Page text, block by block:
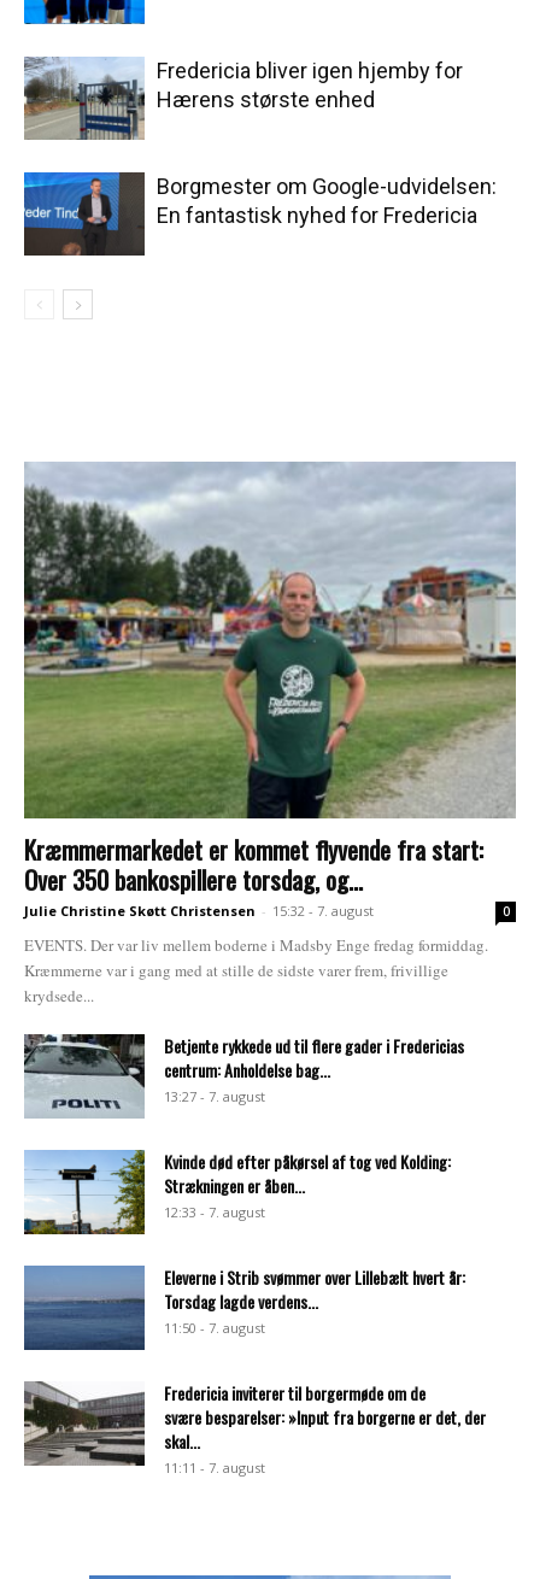
Fredericia bliver igen hjemby for
Hærens største enhed
Borgmester om Google-udvidelsen:
En fantastisk nyhed for Fredericia
Kræmmermarkedet er kommet flyvende fra start:
Over 350 bankospillere torsdag, og...
Julie Christine Skøtt Christensen - 15:32 - 7. august 0
EVENTS. Der var liv mellem boderne i Madsby Enge fredag formiddag.
Kræmmerne var i gang med at stille de sidste varer frem, frivillige
krydsede...
Betjente rykkede ud til flere gader i Fredericias
centrum: Anholdelse bag...
13:27 - 7. august
Kvinde død efter påkørsel af tog ved Kolding:
Strækningen er åben...
12:33 - 7. august
Eleverne i Strib svømmer over Lillebælt hvert år:
Torsdag lagde verdens...
11:50 - 7. august
Fredericia inviterer til borgermøde om de
svære besparelser: »Input fra borgerne er det, der
skal...
11:11 - 7. august